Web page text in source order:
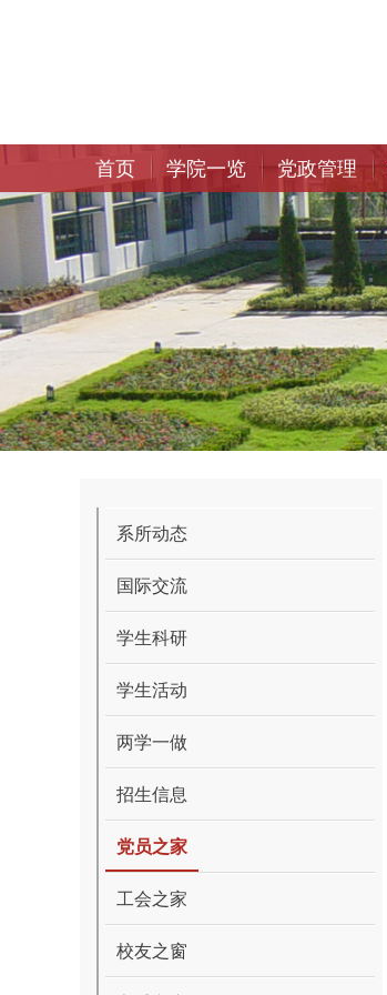
首页 学院一览 党政管理
系所动态
国际交流
学生科研
学生活动
两学一做
招生信息
党员之家
工会之家
校友之窗